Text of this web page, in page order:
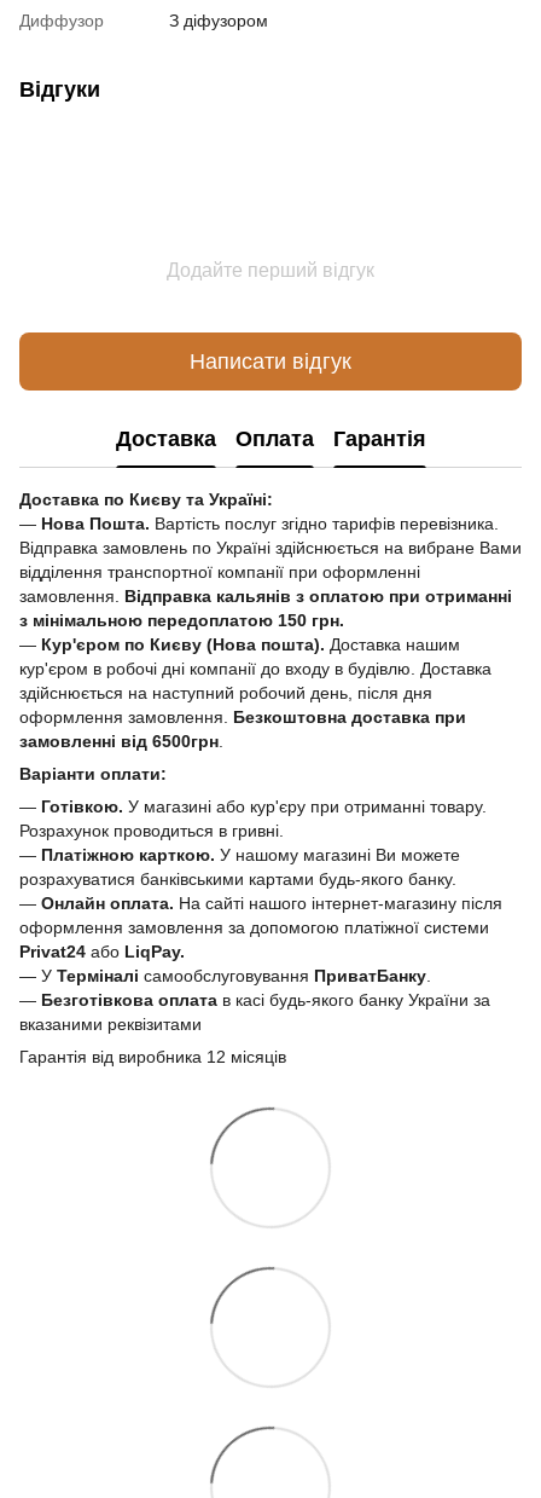
Диффузор
З діфузором
Відгуки
Додайте перший відгук
Написати відгук
Доставка Оплата Гарантія
Доставка по Києву та Україні:
— Нова Пошта. Вартість послуг згідно тарифів перевізника.
Відправка замовлень по Україні здійснюється на вибране Вами
відділення транспортної компанії при оформленні
замовлення. Відправка кальянів з оплатою при отриманні
з мінімальною передоплатою 150 грн.
— Кур'єром по Києву (Нова пошта). Доставка нашим
кур'єром в робочі дні компанії до входу в будівлю. Доставка
здійснюється на наступний робочий день, після дня
оформлення замовлення. Безкоштовна доставка при
замовленні від 6500грн.
Варіанти оплати:
— Готівкою. У магазині або кур'єру при отриманні товару.
Розрахунок проводиться в гривні.
— Платіжною карткою. У нашому магазині Ви можете
розрахуватися банківськими картами будь-якого банку.
— Онлайн оплата. На сайті нашого інтернет-магазину після
оформлення замовлення за допомогою платіжної системи
Privat24 або LiqPay.
— У Терміналі самообслуговування ПриватБанку.
— Безготівкова оплата в касі будь-якого банку України за
вказаними реквізитами
Гарантія від виробника 12 місяців